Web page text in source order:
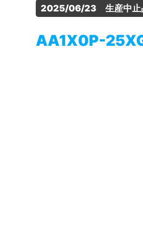
2025/06/23　生産中止
AA1X0P-